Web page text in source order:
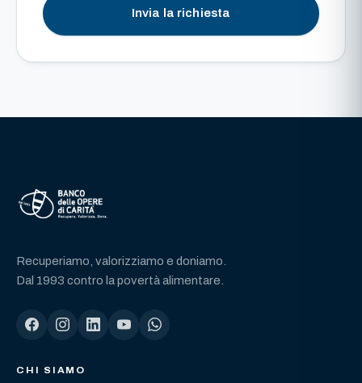
Invia la richiesta
Recuperiamo, valorizziamo e doniamo.
Dal 1993 contro la povertà alimentare.
CHI SIAMO